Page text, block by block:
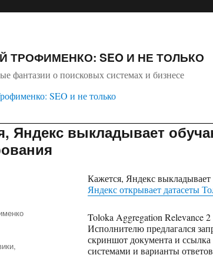
ТРОФИМЕНКО: SEO И НЕ ТОЛЬКО
фантазии о поисковых системах и бизнесе
Яндекс выкладывает
Кажется, Яндекс
Яндекс открывает датасеты
Toloka Aggregation Relevance 2
Исполнителю предлагался
скриншот документа и
системами и варианты
,